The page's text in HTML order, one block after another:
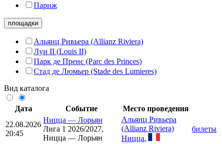
Париж
площадки
Альянц Ривьера (Allianz Riviera)
Луи II (Louis II)
Парк де Пренс (Parc des Princes)
Стад де Люмьер (Stade des Lumieres)
Вид каталога
Дата Событие
Место проведения
22.08.2026
20:45
Ницца — Лорьян
Лига 1 2026/2027,
Ницца — Лорьян
Альянц Ривьера
(Allianz Riviera)
Ницца,
билеты